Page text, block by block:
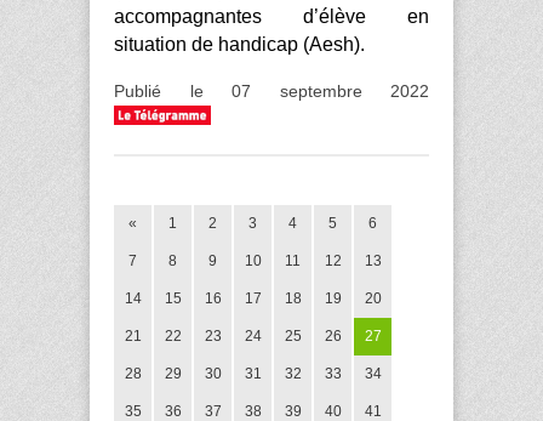
accompagnantes d’élève en
situation de handicap (Aesh).
Publié le 07 septembre 2022
« 1 2 3 4 5 6
7 8 9 10 11 12 13
14 15 16 17 18 19 20
21 22 23 24 25 26 27
28 29 30 31 32 33 34
35 36 37 38 39 40 41